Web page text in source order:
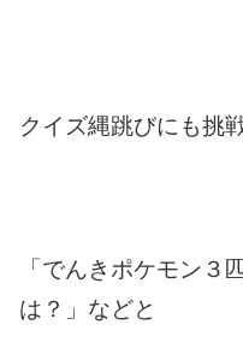
クイズ縄跳びにも挑
「でんきポケモン３
は？」などと